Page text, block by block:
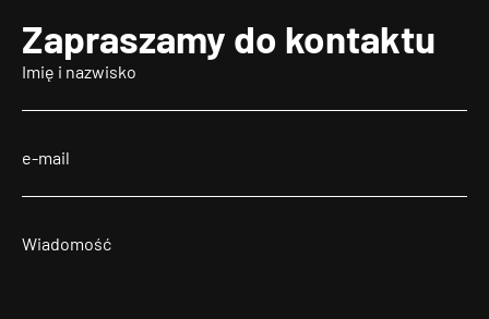
Zapraszamy do kontaktu